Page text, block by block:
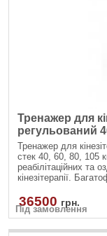
Тренажер для
регульований
Тренажер для
стек 40, 60, 80, 105
реабілітаційних та
кінезітерапії.
міжхребетних
м’язів та зв'язок.
скоріше повернути
здоров’я після
36500 грн.
Під замовлення